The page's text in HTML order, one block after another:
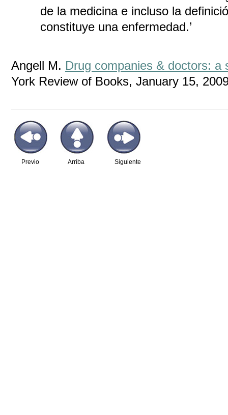
de la medicina e incluso la
constituye una enfermedad.’
Angell M. Drug companies & doctors: a
York Review of Books, January 15,
Arriba
Previo Siguiente